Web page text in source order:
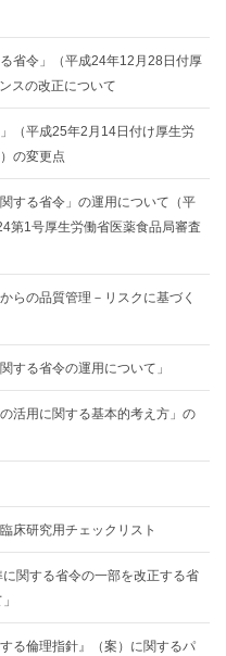
省令」（平成24年12月28日付厚
スの改正について
（平成25年2月14日付け厚生労
）の変更点
する省令」の運用について（平
第1号厚生労働省医薬食品局審査
らの品質管理－リスクに基づく
する省令の運用について」
活用に関する基本的考え方」の
床研究用チェックリスト
に関する省令の一部を改正する省
る倫理指針』（案）に関するパ